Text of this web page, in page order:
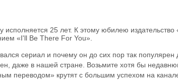
25 лет. К этому юбилею издательство
«I'll Be There For You».
сериал и почему он до сих пор так
даже в нашей стране. Возьмите хотя бы
переводом» крутят с большим успехом на